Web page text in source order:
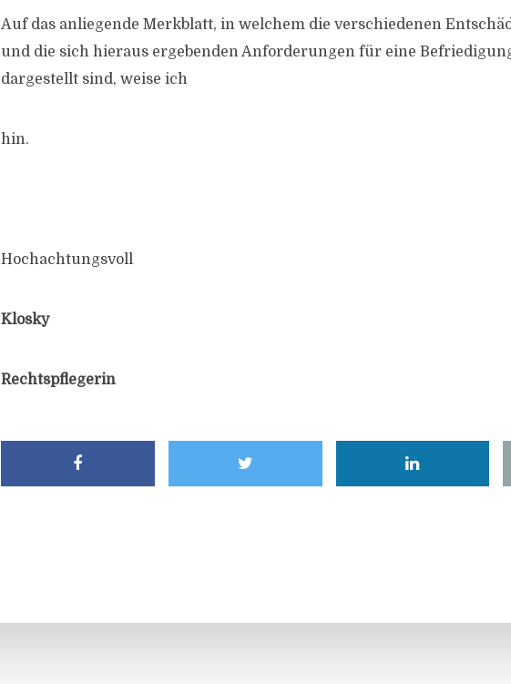
Auf das anliegende Merkblatt, in welchem die verschiedenen
und die sich hieraus ergebenden Anforderungen für eine
dargestellt sind, weise ich
hin.
Hochachtungsvoll
Klosky
Rechtspflegerin